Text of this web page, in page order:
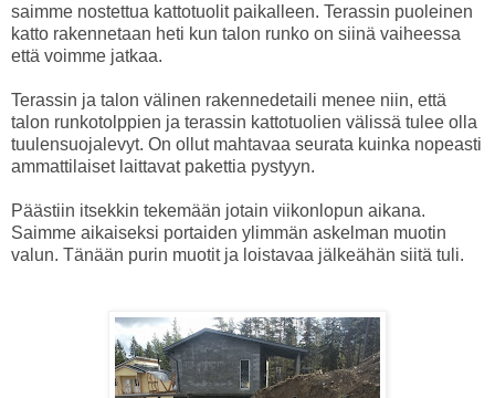
saimme nostettua kattotuolit paikalleen. Terassin puoleinen
katto rakennetaan heti kun talon runko on siinä vaiheessa
että voimme jatkaa.
Terassin ja talon välinen rakennedetaili menee niin, että
talon runkotolppien ja terassin kattotuolien välissä tulee olla
tuulensuojalevyt. On ollut mahtavaa seurata kuinka nopeasti
ammattilaiset laittavat pakettia pystyyn.
Päästiin itsekkin tekemään jotain viikonlopun aikana.
Saimme aikaiseksi portaiden ylimmän askelman muotin
valun. Tänään purin muotit ja loistavaa jälkeähän siitä tuli.